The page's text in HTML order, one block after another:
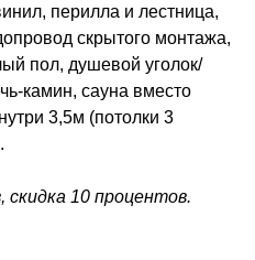
перилла и лестница,
скрытого монтажа,
пол, душевой уголок/
камин, сауна вместо
3,5м (потолки 3
скидка 10 процентов.